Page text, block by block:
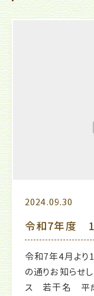
2024.09.30
令和7年度 1
令和7年4月より
の通りお知らせ
ス 若干名 平